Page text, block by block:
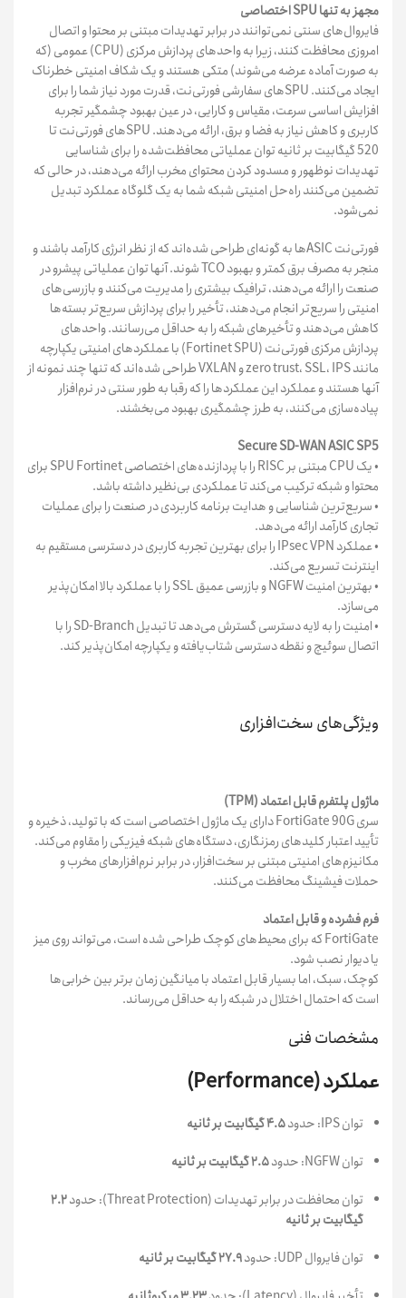
مجهز به تنها SPU اختصاصی
فایروال‌های سنتی نمی‌توانند در برابر تهدیدات مبتنی بر محتوا و اتصال
امروزی محافظت کنند، زیرا به واحدهای پردازش مرکزی (CPU) عمومی (که
به صورت آماده عرضه می‌شوند) متکی هستند و یک شکاف امنیتی خطرناک
ایجاد می‌کنند. SPUهای سفارشی فورتی‌نت، قدرت مورد نیاز شما را برای
افزایش اساسی سرعت، مقیاس و کارایی، در عین بهبود چشمگیر تجربه
کاربری و کاهش نیاز به فضا و برق، ارائه می‌دهند. SPUهای فورتی‌نت تا
520 گیگابیت بر ثانیه توان عملیاتی محافظت‌شده را برای شناسایی
تهدیدات نوظهور و مسدود کردن محتوای مخرب ارائه می‌دهند، در حالی که
تضمین می‌کنند راه‌حل امنیتی شبکه شما به یک گلوگاه عملکرد تبدیل
نمی‌شود.
فورتی‌نت ASICها به گونه‌ای طراحی شده‌اند که از نظر انرژی کارآمد باشند و
منجر به مصرف برق کمتر و بهبود TCO شوند. آنها توان عملیاتی پیشرو در
صنعت را ارائه می‌دهند، ترافیک بیشتری را مدیریت می‌کنند و بازرسی‌های
امنیتی را سریع‌تر انجام می‌دهند، تأخیر را برای پردازش سریع‌تر بسته‌ها
کاهش می‌دهند و تأخیرهای شبکه را به حداقل می‌رسانند. واحدهای
پردازش مرکزی فورتی‌نت (Fortinet SPU) با عملکردهای امنیتی یکپارچه
مانند zero trust، SSL، IPS و VXLAN طراحی شده‌اند که تنها چند نمونه از
آنها هستند و عملکرد این عملکردها را که رقبا به طور سنتی در نرم‌افزار
پیاده‌سازی می‌کنند، به طرز چشمگیری بهبود می‌بخشند.
Secure SD-WAN ASIC SP5
• یک CPU مبتنی بر RISC را با پردازنده‌های اختصاصی SPU Fortinet برای
محتوا و شبکه ترکیب می‌کند تا عملکردی بی‌نظیر داشته باشد.
• سریع‌ترین شناسایی و هدایت برنامه کاربردی در صنعت را برای عملیات
تجاری کارآمد ارائه می‌دهد.
• عملکرد IPsec VPN را برای بهترین تجربه کاربری در دسترسی مستقیم به
اینترنت تسریع می‌کند.
• بهترین امنیت NGFW و بازرسی عمیق SSL را با عملکرد بالا امکان‌پذیر
می‌سازد.
• امنیت را به لایه دسترسی گسترش می‌دهد تا تبدیل SD-Branch را با
اتصال سوئیچ و نقطه دسترسی شتاب‌یافته و یکپارچه امکان‌پذیر کند.
ویژگی‌های سخت‌افزاری
ماژول پلتفرم قابل اعتماد (TPM)
سری FortiGate 90G دارای یک ماژول اختصاصی است که با تولید، ذخیره و
تأیید اعتبار کلیدهای رمزنگاری، دستگاه‌های شبکه فیزیکی را مقاوم می‌کند.
مکانیزم‌های امنیتی مبتنی بر سخت‌افزار، در برابر نرم‌افزارهای مخرب و
حملات فیشینگ محافظت می‌کنند.
فرم فشرده و قابل اعتماد
FortiGate که برای محیط‌های کوچک طراحی شده است، می‌تواند روی میز
یا دیوار نصب شود.
کوچک، سبک، اما بسیار قابل اعتماد با میانگین زمان برتر بین خرابی‌ها
است که احتمال اختلال در شبکه را به حداقل می‌رساند.
مشخصات فنی
عملکرد (Performance)
توان IPS: حدود
۴.۵ گیگابیت بر ثانیه
توان NGFW: حدود
۲.۵ گیگابیت بر ثانیه
توان محافظت در برابر تهدیدات (Threat Protection): حدود
۲.۲
گیگابیت بر ثانیه
توان فایروال UDP: حدود
۲۷.۹ گیگابیت بر ثانیه